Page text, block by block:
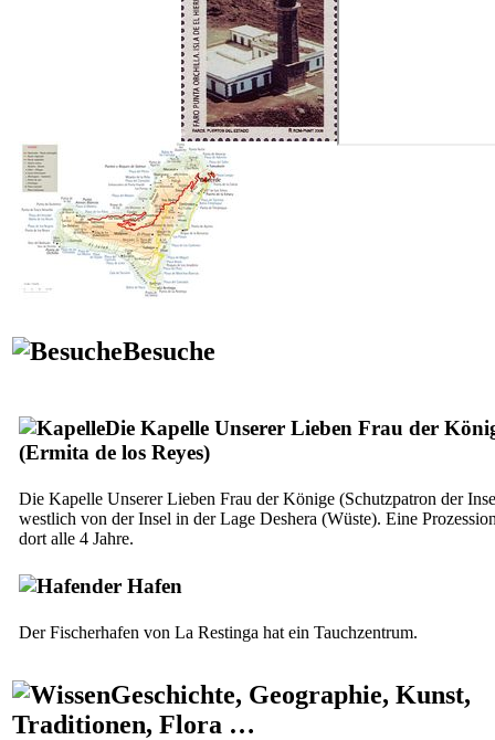
Besuche
Die Kapelle Unserer Lieben Frau der
(Ermita de los Reyes)
Die Kapelle Unserer Lieben Frau der Könige (Schutzpatron der
westlich von der Insel in der Lage Deshera (Wüste). Eine
dort alle 4 Jahre.
der Hafen
Der Fischerhafen von La Restinga hat ein Tauchzentrum.
Geschichte, Geographie, Kunst,
Traditionen, Flora …